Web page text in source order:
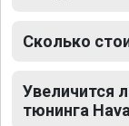
Сколько
Увеличится
тюнинга